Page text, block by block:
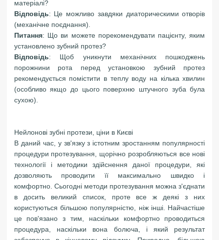
матеріалі?
Відповідь: Це можливо завдяки диаторическими отворів
(механічне поєднання).
Питання: Що ви можете порекомендувати пацієнту, яким
установлено зубний протез?
Відповідь: Щоб уникнути механічних пошкоджень
порожнини рота перед установкою зубний протез
рекомендується помістити в теплу воду на кілька хвилин
(особливо якщо до цього поверхню штучного зуба була
сухою).
Нейлонові зубні протези, ціни в Києві
В даний час, у зв'язку з істотним зростанням популярності
процедури протезування, щорічно розробляються все нові
технології і методики здійснення даної процедури, які
дозволяють проводити її максимально швидко і
комфортно. Сьогодні методи протезування можна з'єднати
в досить великий список, проте все ж деякі з них
користуються більшою популярністю, ніж інші. Найчастіше
це пов'язано з тим, наскільки комфортно проводиться
процедура, наскільки вона болюча, і який результат